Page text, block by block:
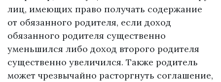
лиц, имеющих право получать содержание
от обязанного родителя, если доход
обязанного родителя существенно
уменьшился либо доход второго родителя
существенно увеличился. Также родитель
может чрезвычайно расторгнуть соглашение,